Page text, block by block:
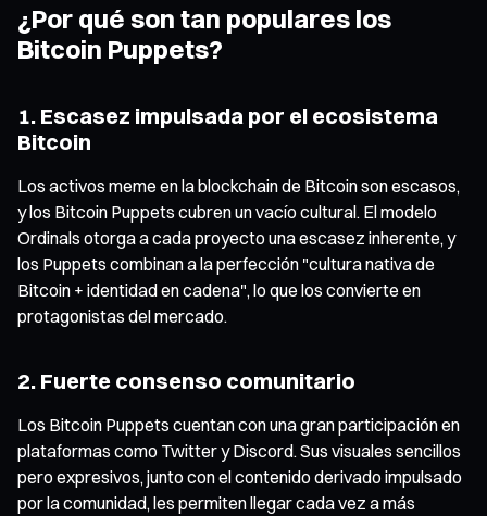
¿Por qué son tan populares los
Bitcoin Puppets?
1. Escasez impulsada por el ecosistema
Bitcoin
Los activos meme en la blockchain de Bitcoin son escasos,
y los Bitcoin Puppets cubren un vacío cultural. El modelo
Ordinals otorga a cada proyecto una escasez inherente, y
los Puppets combinan a la perfección "cultura nativa de
Bitcoin + identidad en cadena", lo que los convierte en
protagonistas del mercado.
2. Fuerte consenso comunitario
Los Bitcoin Puppets cuentan con una gran participación en
plataformas como Twitter y Discord. Sus visuales sencillos
pero expresivos, junto con el contenido derivado impulsado
por la comunidad, les permiten llegar cada vez a más